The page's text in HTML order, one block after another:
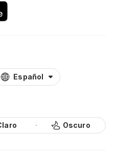
Español
Oscuro